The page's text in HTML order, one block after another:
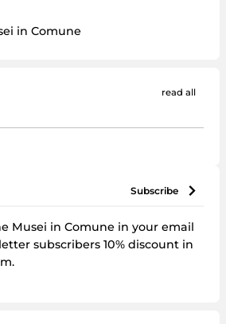
in Comune
read all
subscribe
Musei in Comune in your email
subscribers 10% discount in